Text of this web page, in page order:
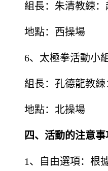
組長：朱清教練：
地點：西操場
6、太極拳活動小組
組長：孔德龍教
地點：北操場
四、活動的注意事
1、自由選項：根